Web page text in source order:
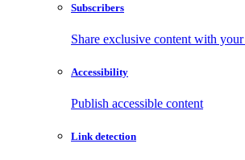
Subscribers
Share exclusive content with
Accessibility
Publish accessible content
Link detection